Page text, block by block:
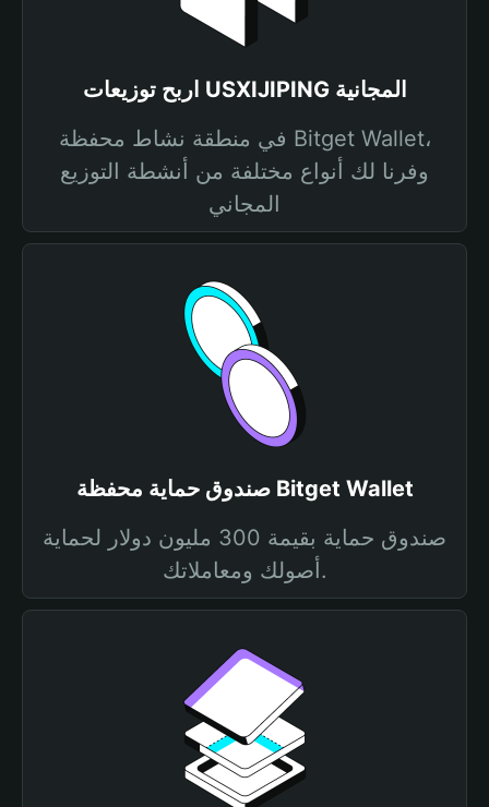
اربح توزيعات USXIJIPING المجانية
في منطقة نشاط محفظة Bitget Wallet،
وفرنا لك أنواع مختلفة من أنشطة التوزيع
المجاني
صندوق حماية محفظة Bitget Wallet
صندوق حماية بقيمة 300 مليون دولار لحماية
أصولك ومعاملاتك.